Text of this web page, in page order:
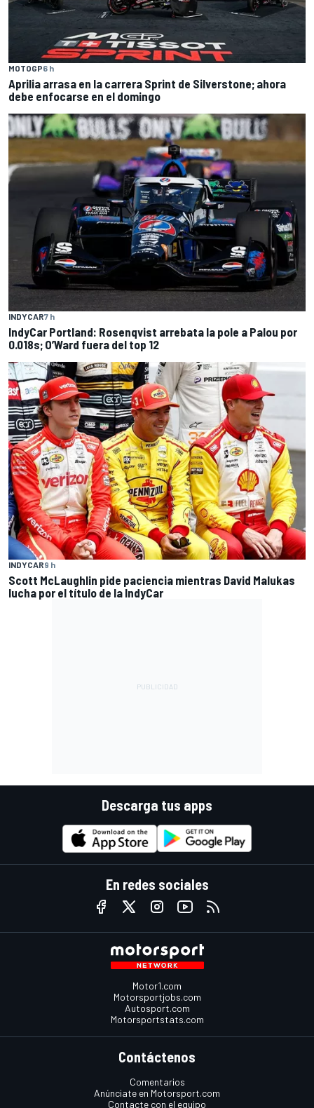
MOTOGP6 h
Aprilia arrasa en la carrera Sprint de Silverstone; ahora
debe enfocarse en el domingo
INDYCAR7 h
IndyCar Portland: Rosenqvist arrebata la pole a Palou por
0.018s; O’Ward fuera del top 12
INDYCAR9 h
Scott McLaughlin pide paciencia mientras David Malukas
lucha por el título de la IndyCar
Descarga tus apps
En redes sociales
Motor1.com
Motorsportjobs.com
Autosport.com
Motorsportstats.com
Contáctenos
Comentarios
Anúnciate en Motorsport.com
Contacte con el equipo